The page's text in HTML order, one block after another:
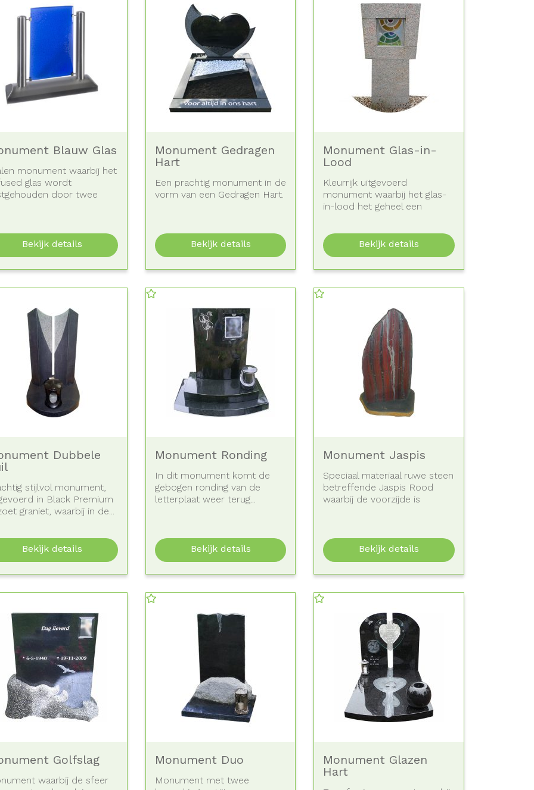
Blauw Glas
monument waarbij het
glas wordt
door twee
Bekijk details
Monument Gedragen
Hart
Een prachtig monument in de
vorm van een Gedragen Hart.
Bekijk details
Monument Glas-in-
Lood
Kleurrijk uitgevoerd
monument waarbij het glas-
in-lood het geheel een
Bekijk details
Dubbele
stijlvol monument,
in Black Premium
graniet, waarbij in de...
Bekijk details
Monument Ronding
In dit monument komt de
gebogen ronding van de
letterplaat weer terug...
Bekijk details
Monument Jaspis
Speciaal materiaal ruwe steen
betreffende Jaspis Rood
waarbij de voorzijde is
Bekijk details
Golfslag
waarbij de sfeer
Monument Duo
Monument met twee
Monument Glazen
Hart